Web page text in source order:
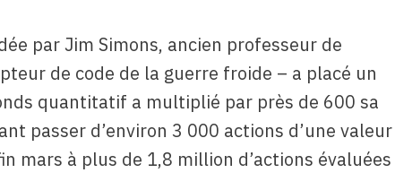
par Jim Simons, ancien professeur de
de code de la guerre froide – a placé un
quantitatif a multiplié par près de 600 sa
passer d’environ 3 000 actions d’une valeur
mars à plus de 1,8 million d’actions évaluées